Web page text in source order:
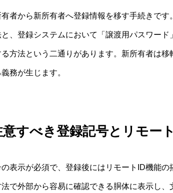
者から新所有者へ登録情報を移す手続きで
、登録システムにおいて「譲渡用パスワー
方法という二通りがあります。新所有者は
務が生じます。
すべき登録記号とリモー
表示が必須で、登録後にはリモートID機能
で外部から容易に確認できる胴体に表示し